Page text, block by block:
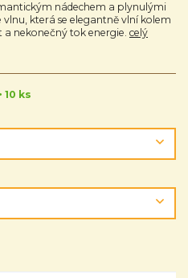
nádechem a plynulými
která se elegantně vlní kolem
nekonečný tok energie. celý
10 ks